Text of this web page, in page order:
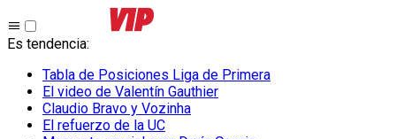
Es tendencia:
Tabla de Posiciones Liga de Primera
El video de Valentín Gauthier
Claudio Bravo y Vozinha
El refuerzo de la UC